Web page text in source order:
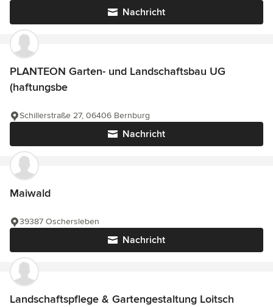
Nachricht
PLANTEON Garten- und Landschaftsbau UG
(haftungsbe
Nachricht
Schillerstraße 27, 06406 Bernburg
Maiwald
Nachricht
39387 Oschersleben
Landschaftspflege & Gartengestaltung Loitsch